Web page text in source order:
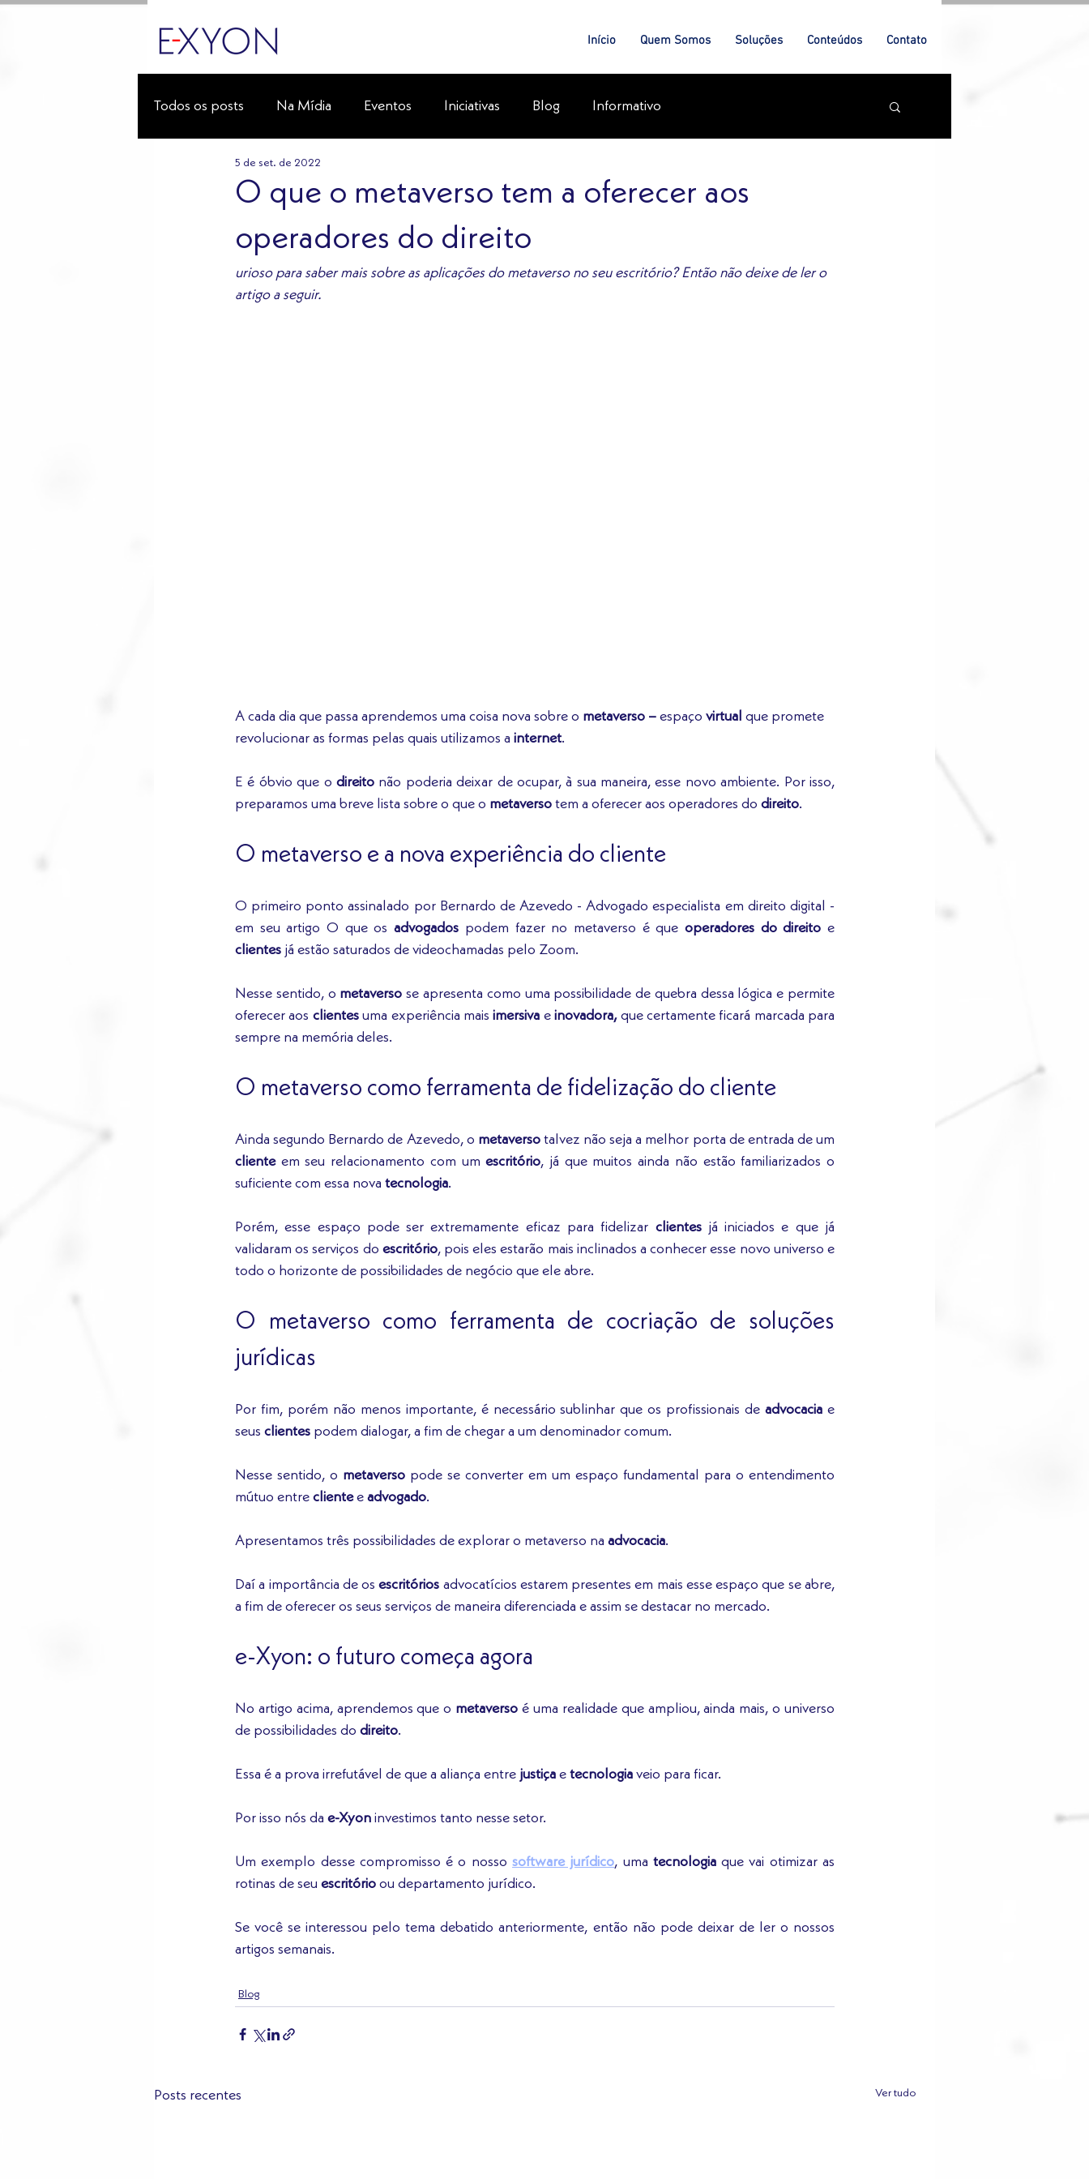
Início Quem Somos Soluções Conteúdos Contato
Todos os posts Na Mídia Eventos Iniciativas Blog Informativo
O que o metaverso tem a oferecer aos
operadores do direito
5 de set. de 2022
urioso para saber mais sobre as aplicações do metaverso no seu escritório? Então não deixe de ler o
artigo a seguir.
A cada dia que passa aprendemos uma coisa nova sobre o metaverso – espaço virtual que promete
revolucionar as formas pelas quais utilizamos a internet.
E é óbvio que o direito não poderia deixar de ocupar, à sua maneira, esse novo ambiente. Por isso,
preparamos uma breve lista sobre o que o metaverso tem a oferecer aos operadores do direito.
O metaverso e a nova experiência do cliente
O primeiro ponto assinalado por Bernardo de Azevedo - Advogado especialista em direito digital -
em seu artigo O que os advogados podem fazer no metaverso é que operadores do direito
clientes já estão saturados de videochamadas pelo Zoom.
Nesse sentido, o metaverso se apresenta como uma possibilidade de quebra dessa lógica e permite
oferecer aos clientes uma experiência mais imersiva e inovadora, que certamente ficará marcada para
sempre na memória deles.
O metaverso como ferramenta de fidelização do cliente
Ainda segundo Bernardo de Azevedo, o metaverso
cliente em seu relacionamento com um escritório, já que muitos ainda não estão familiarizados o
suficiente com essa nova tecnologia.
Porém, esse espaço pode ser extremamente eficaz para fidelizar clientes já iniciados e que já
validaram os serviços do escritório, pois eles estarão mais inclinados a conhecer esse novo universo e
todo o horizonte de possibilidades de negócio que ele abre.
O metaverso como ferramenta de cocriação de soluções
jurídicas
Por fim, porém não menos importante, é necessário sublinhar que os profissionais de advocacia e
seus clientes podem dialogar, a fim de chegar a um denominador comum.
Nesse sentido, o metaverso pode se converter em um espaço fundamental para o entendimento
mútuo entre cliente e advogado.
Apresentamos três possibilidades de explorar o metaverso na advocacia.
Daí a importância de os escritórios advocatícios estarem presentes em mais esse espaço que se abre,
a fim de oferecer os seus serviços de maneira diferenciada e assim se destacar no mercado.
e-Xyon: o futuro começa agora
No artigo acima, aprendemos que o metaverso é uma realidade que ampliou, ainda mais, o universo
de possibilidades do direito.
Essa é a prova irrefutável de que a aliança entre justiça e tecnologia veio para ficar.
Por isso nós da e-Xyon investimos tanto nesse setor.
Um exemplo desse compromisso é o nosso software jurídico, uma tecnologia que vai otimizar as
rotinas de seu escritório ou departamento jurídico.
Se você se interessou pelo tema debatido anteriormente, então não pode deixar de ler o nossos
artigos semanais.
Blog
Posts recentes Ver tudo